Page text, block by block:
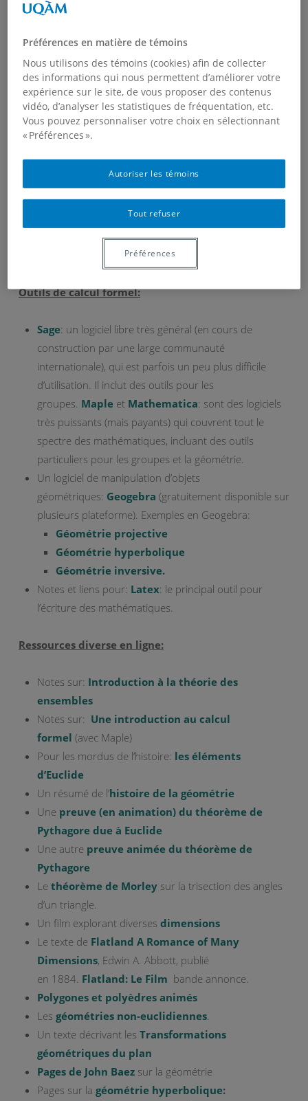
University Press.
Collin).
L’approche du cours s’inspire du
programme d’ErlangendeFelix
transformations à l’avant plan de la
réflexion géométrique. Pour une
brève perspective historique de cette
ce texte
Auxiliaire d’enseignement:Nancy Wallace
Outils de calcul formel:
Sage: un logiciel libre très général (en cours de
construction par une large communauté
internationale), qui est parfois un peu plus difficile
d’utilisation. Il inclut des outils pour les
groupes. Maple et Mathematica: sont des logiciels
très puissants (mais payants) qui couvrent tout le
spectre des mathématiques, incluant des outils
particuliers pour les groupes et la géométrie.
Un logiciel de manipulation d’objets
géométriques: Geogebra (gratuitement disponible sur
plusieurs plateforme). Exemples en Geogebra:
Géométrie projective
Géométrie hyperbolique
Géométrie inversive.
Notes et liens pour: Latex: le principal outil pour
l’écriture des mathématiques.
Ressources diverse en ligne:
Notes sur: Introduction à la théorie des
ensembles
Notes sur: Une introduction au calcul
formel (avec Maple)
Pour les mordus de l’histoire: les éléments
d’Euclide
Un résumé de l’histoire de la géométrie
Une preuve (en animation) du théorème de
Pythagore due à Euclide
Une autre preuve animée du théorème de
Pythagore
Le théorème de Morley sur la trisection des angles
d’un triangle.
Un film explorant diverses dimensions
Le texte de Flatland A Romance of Many
Dimensions, Edwin A. Abbott, publié
en 1884. Flatland: Le Film bande annonce.
Polygones et polyèdres animés
Les géométries non-euclidiennes.
Un texte décrivant les Transformations
géométriques du plan
Pages de John Baez sur la géométrie
Pages sur la géométrie hyperbolique:
Préférences en matière de témoins
Nous utilisons des témoins (cookies) afin de collecter
des informations qui nous permettent d’améliorer votre
expérience sur le site, de vous proposer des contenus
vidéo, d’analyser les statistiques de fréquentation, etc.
Vous pouvez personnaliser votre choix en sélectionnant
« Préférences ».
Tout refuser
Autoriser les témoins
Préférences